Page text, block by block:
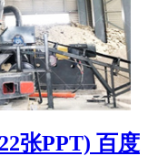
张PPT) 百度